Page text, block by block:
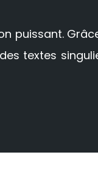
puissant.
textes